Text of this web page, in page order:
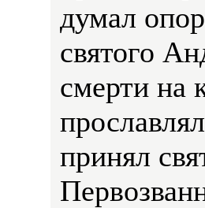
думал
святого
смерти на
принял